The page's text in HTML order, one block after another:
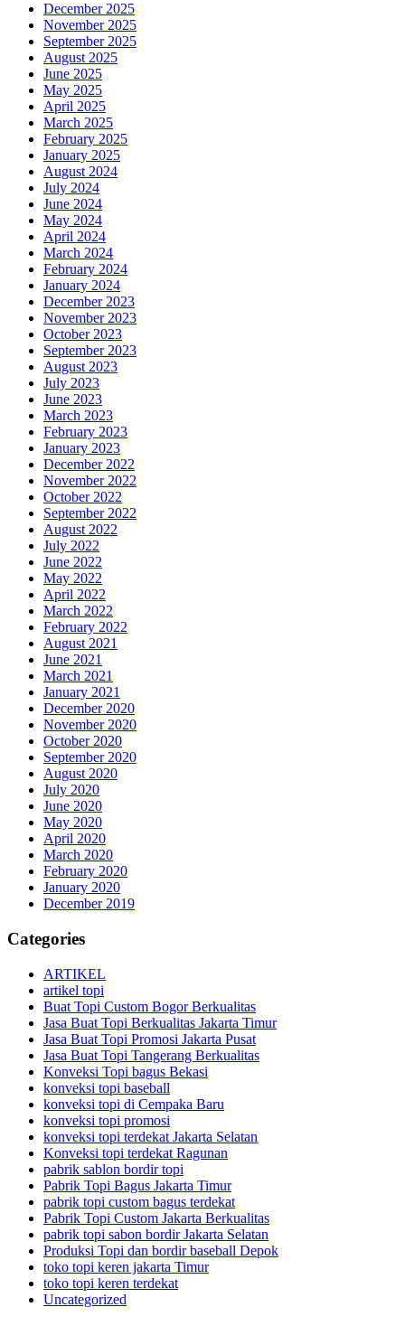
December 2025
November 2025
September 2025
August 2025
June 2025
May 2025
April 2025
March 2025
February 2025
January 2025
August 2024
July 2024
June 2024
May 2024
April 2024
March 2024
February 2024
January 2024
December 2023
November 2023
October 2023
September 2023
August 2023
July 2023
June 2023
March 2023
February 2023
January 2023
December 2022
November 2022
October 2022
September 2022
August 2022
July 2022
June 2022
May 2022
April 2022
March 2022
February 2022
August 2021
June 2021
March 2021
January 2021
December 2020
November 2020
October 2020
September 2020
August 2020
July 2020
June 2020
May 2020
April 2020
March 2020
February 2020
January 2020
December 2019
Categories
ARTIKEL
artikel topi
Buat Topi Custom Bogor Berkualitas
Jasa Buat Topi Berkualitas Jakarta Timur
Jasa Buat Topi Promosi Jakarta Pusat
Jasa Buat Topi Tangerang Berkualitas
Konveksi Topi bagus Bekasi
konveksi topi baseball
konveksi topi di Cempaka Baru
konveksi topi promosi
konveksi topi terdekat Jakarta Selatan
Konveksi topi terdekat Ragunan
pabrik sablon bordir topi
Pabrik Topi Bagus Jakarta Timur
pabrik topi custom bagus terdekat
Pabrik Topi Custom Jakarta Berkualitas
pabrik topi sabon bordir Jakarta Selatan
Produksi Topi dan bordir baseball Depok
toko topi keren jakarta Timur
toko topi keren terdekat
Uncategorized